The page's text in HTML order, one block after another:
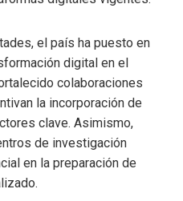
el país ha puesto en
digital en el
colaboraciones
la incorporación de
clave. Asimismo,
de investigación
en la preparación de